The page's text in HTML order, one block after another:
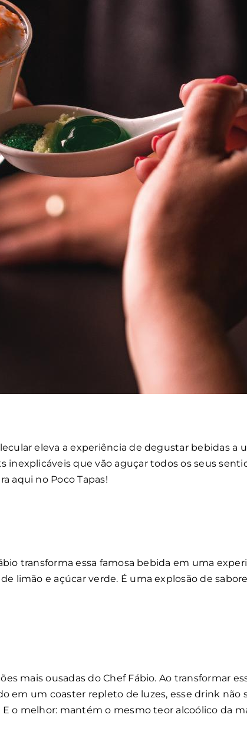
eleva a experiência de degustar bebidas a
que vão aguçar todos os seus
aqui no Poco Tapas!
transforma essa famosa bebida em uma
limão e açúcar verde. É uma explosão de
mais ousadas do Chef Fábio. Ao transformar
em um coaster repleto de luzes, esse drink não
o melhor: mantém o mesmo teor alcoólico da